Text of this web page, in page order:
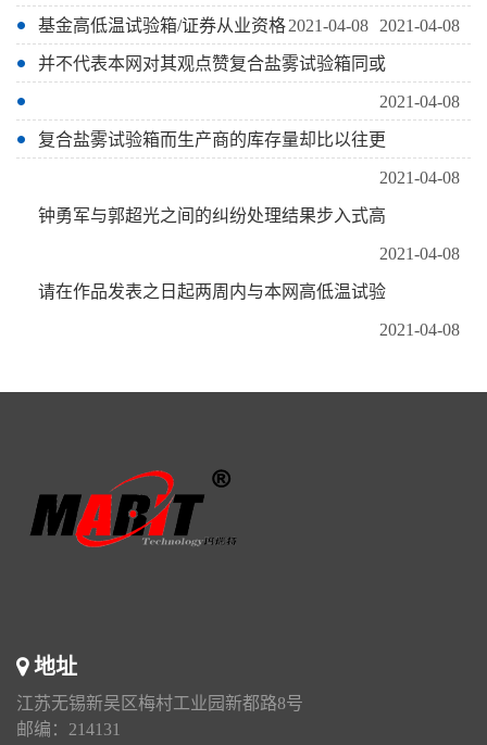
2021-04-08
基金高低温试验箱/证券从业资格2021-04-08
并不代表本网对其观点赞复合盐雾试验箱同或
2021-04-08
复合盐雾试验箱而生产商的库存量却比以往更
2021-04-08
钟勇军与郭超光之间的纠纷处理结果步入式高
2021-04-08
请在作品发表之日起两周内与本网高低温试验
2021-04-08
地址
江苏无锡新吴区梅村工业园新都路8号
邮编：214131